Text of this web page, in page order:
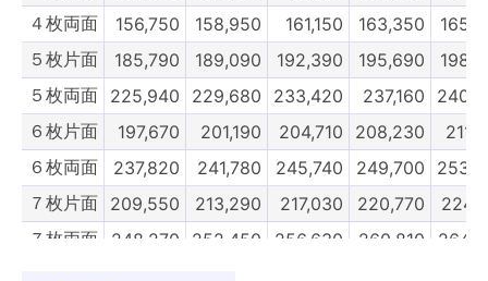
４枚両面
156,750 158,950 161,150 163,350
５枚片面
185,790 189,090 192,390 195,690
５枚両面 225,940 229,680 233,420 237,160
６枚片面
197,670 201,190 204,710 208,230
６枚両面
237,820 241,780 245,740 249,700
７枚片面 209,550 213,290 217,030 220,770
７枚両面
248,270 252,450 256,630 260,810